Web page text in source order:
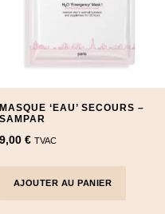
MASQUE ‘EAU’ SECOURS –
SAMPAR
9,00€ TVAC
AJOUTER AU PANIER